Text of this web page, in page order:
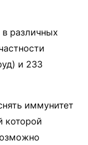
в различных
и 233
иммунитет
которой